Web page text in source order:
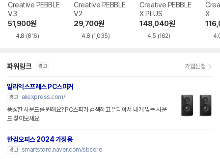
Creative PEBBLE
V3
51,900원
4.8 (816)
Creative PEBBLE
V2
29,700원
4.8 (1,035)
Creative PEBBLE
X PLUS
148,040원
4.5 (162)
X
파워링크 광고 가입신청
알리익스프레스 PC스피커
광고
aliexpress.com/
풍성한 사운드를 원해요? PC스피커 검색하고 알리에서 내게 맞는 사운
드 찾아보세요
한컴오피스 2024 가정용
광고 smartstore.naver.com/sbcore